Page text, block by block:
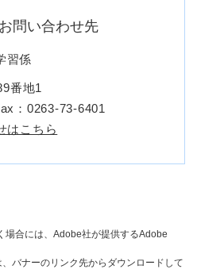
問い合わせ先
習係
番地1
：0263‐73‐6401
はこちら
場合には、Adobe社が提供するAdobe
バナーのリンク先からダウンロードして